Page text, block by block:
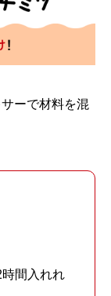
ーで材料を混
間入れれ